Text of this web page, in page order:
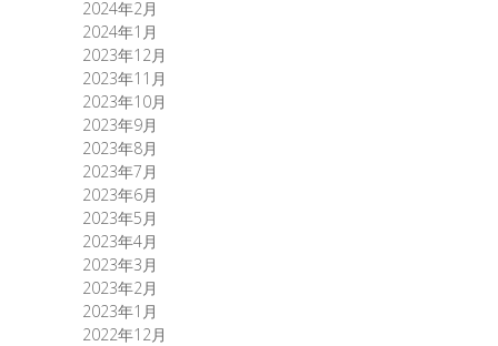
2024年2月
2024年1月
2023年12月
2023年11月
2023年10月
2023年9月
2023年8月
2023年7月
2023年6月
2023年5月
2023年4月
2023年3月
2023年2月
2023年1月
2022年12月